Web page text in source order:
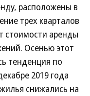
расположены в
трех кварталов
стоимости аренды
Осенью этот
тенденция по
2019 года
снижались на